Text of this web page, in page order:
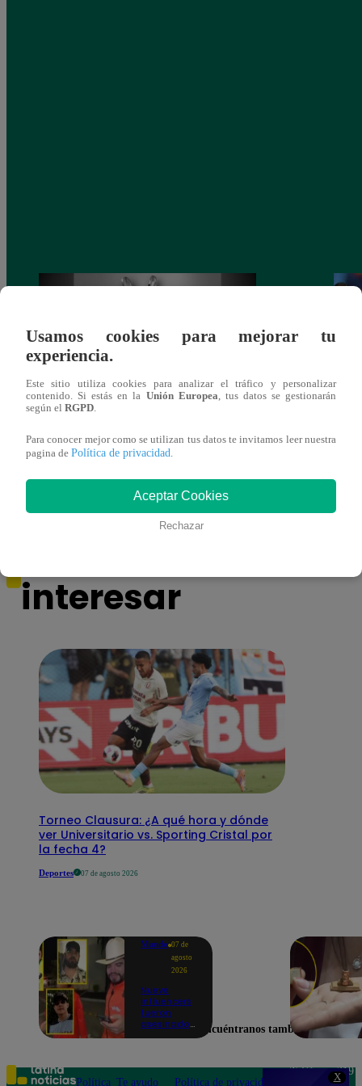
X
tras denunciar negligencia médica
2023
interesar
Torneo Clausura: ¿A qué hora y dónde
ver Universitario vs. Sporting Cristal por
la fecha 4?
Deportes 07 de agosto 2026
Mundo 07 de
agosto
2026
Nueve
influencers
fueron
asesinados
el Cártel de
Sinaloa
Usamos cookies para mejorar tu
experiencia.
Este sitio utiliza cookies para analizar el tráfico y personalizar
contenido. Si estás en la Unión Europea , tus datos se gestionarán
según el RGPD
Para conocer mejor como se utilizan tus datos te invitamos leer nuestra
pagina de Política de privacidad
Aceptar Cookies
Rechazar
Encuéntranos también en
Política Te ayudo Política de privacidad
Teléfono: 219